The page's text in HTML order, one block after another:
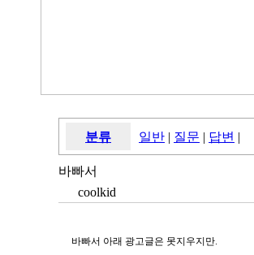
분류 일반 | 질문 | 답변 |
바빠서
coolkid
바빠서 아래 광고글은 못지우지만.